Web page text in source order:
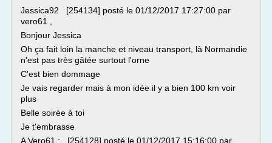
Jessica92 [254134] posté le 01/12/2017 17:27:00 par
vero61 ,
Bonjour Jessica
Oh ça fait loin la manche et niveau transport, là Normandie
n'est pas très gâtée surtout l'orne
C'est bien dommage
Je vais regarder mais à mon idée il y a bien 100 km voir
plus
Belle soirée à toi
Je t'embrasse
A Vero61 ; [254128] posté le 01/12/2017 15:16:00 par